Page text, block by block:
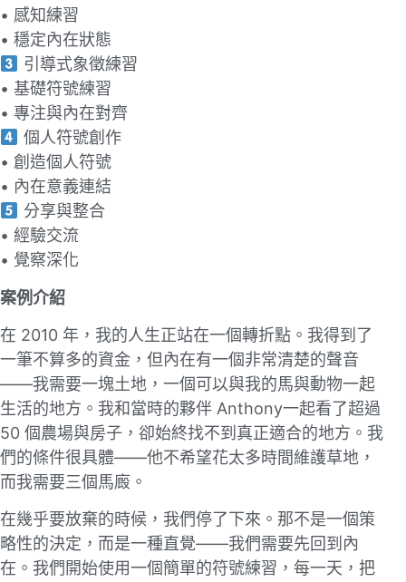
• 感知練習
• 穩定內在狀態
引導式象徵練習
• 基礎符號練習
• 專注與內在對齊
個⼈符號創作
• 創造個⼈符號
• 內在意義連結
分享與整合
• 經驗交流
• 覺察深化
案例介紹
在 2010 年，我的⼈⽣正站在⼀個轉折點。我得到了
⼀筆不算多的資⾦，但內在有⼀個非常清楚的聲⾳
——我需要⼀塊⼟地，⼀個可以與我的⾺與動物⼀起
⽣活的地⽅。我和當時的夥伴 Anthony⼀起看了超過
50 個農場與房⼦，卻始終找不到真正適合的地⽅。我
們的條件很具體——他不希望花太多時間維護草地，
⽽我需要三個⾺廄。
在幾乎要放棄的時候，我們停了下來。那不是⼀個策
略性的決定，⽽是⼀種直覺——我們需要先回到內
在。我們開始使⽤⼀個簡單的符號練習，每⼀天，把